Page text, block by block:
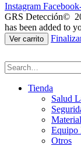
Instagram
GRS Detección©
has been added to
Ver carrito
Tienda
Salud
Equipo
Otros